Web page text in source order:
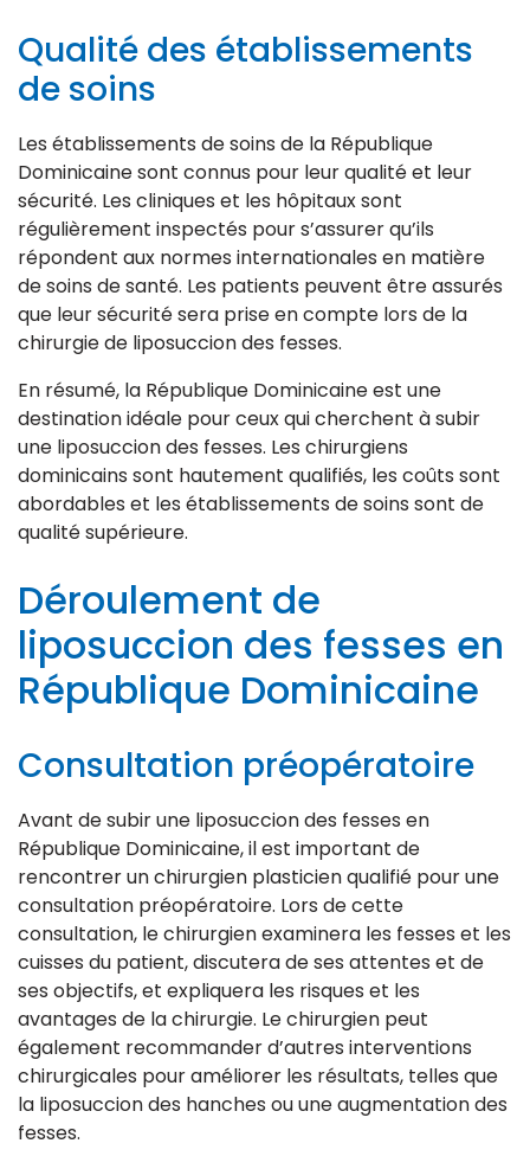
Qualité des établissements
de soins
Les établissements de soins de la République
Dominicaine sont connus pour leur qualité et leur
sécurité. Les cliniques et les hôpitaux sont
régulièrement inspectés pour s’assurer qu’ils
répondent aux normes internationales en matière
de soins de santé. Les patients peuvent être assurés
que leur sécurité sera prise en compte lors de la
chirurgie de liposuccion des fesses.
En résumé, la République Dominicaine est une
destination idéale pour ceux qui cherchent à subir
une liposuccion des fesses. Les chirurgiens
dominicains sont hautement qualifiés, les coûts sont
abordables et les établissements de soins sont de
qualité supérieure.
Déroulement de
liposuccion des fesses en
République Dominicaine
Consultation préopératoire
Avant de subir une liposuccion des fesses en
République Dominicaine, il est important de
rencontrer un chirurgien plasticien qualifié pour une
consultation préopératoire. Lors de cette
consultation, le chirurgien examinera les fesses et les
cuisses du patient, discutera de ses attentes et de
ses objectifs, et expliquera les risques et les
avantages de la chirurgie. Le chirurgien peut
également recommander d’autres interventions
chirurgicales pour améliorer les résultats, telles que
la liposuccion des hanches ou une augmentation des
fesses.